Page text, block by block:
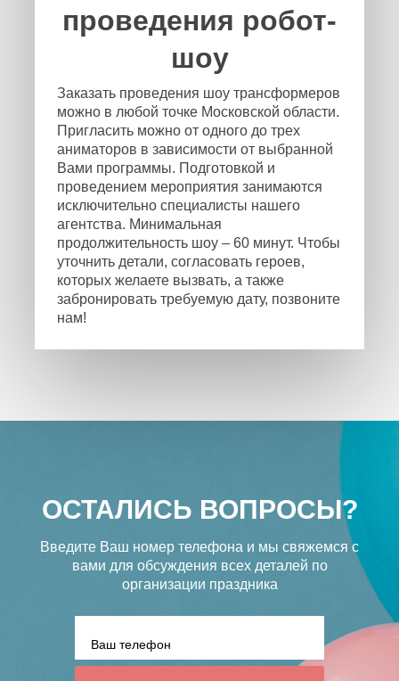
проведения робот-
шоу
Заказать проведения шоу трансформеров
можно в любой точке Московской области.
Пригласить можно от одного до трех
аниматоров в зависимости от выбранной
Вами программы. Подготовкой и
проведением мероприятия занимаются
исключительно специалисты нашего
агентства. Минимальная
продолжительность шоу – 60 минут. Чтобы
уточнить детали, согласовать героев,
которых желаете вызвать, а также
забронировать требуемую дату, позвоните
нам!
ОСТАЛИСЬ ВОПРОСЫ?
Введите Ваш номер телефона и мы свяжемся с
вами для обсуждения всех деталей по
организации праздника